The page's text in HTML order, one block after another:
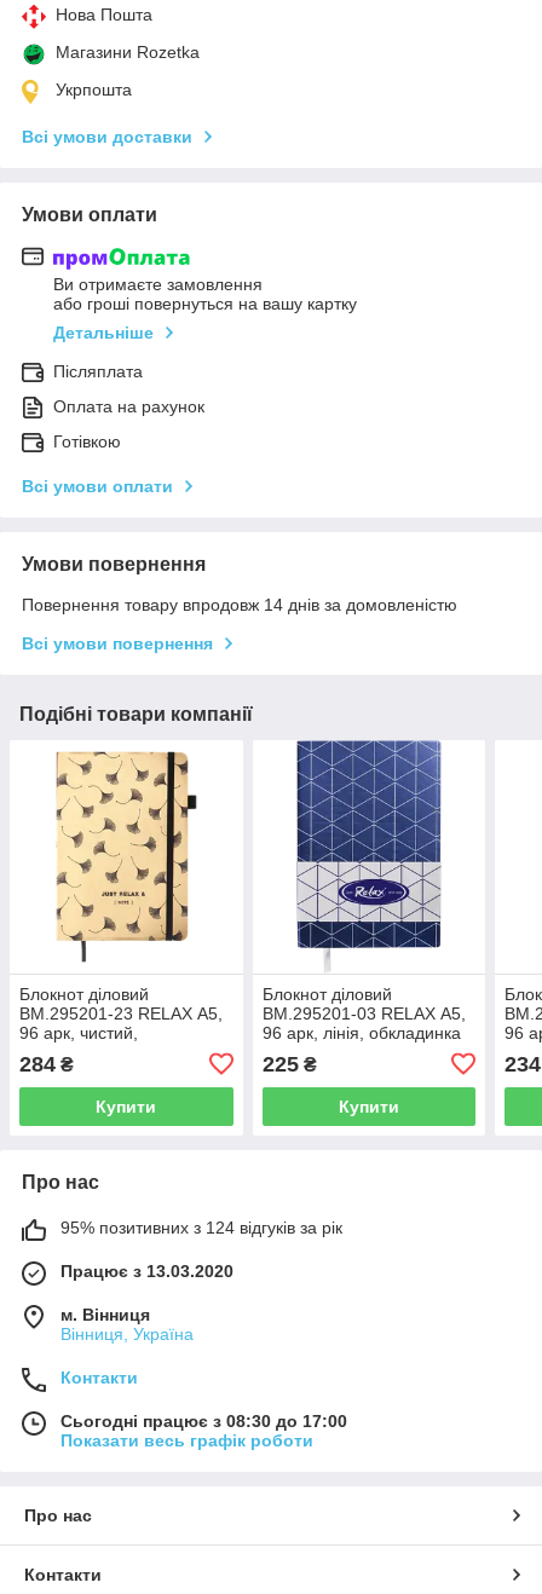
Нова Пошта
Магазини Rozetka
Укрпошта
Всі умови доставки
Умови оплати
Ви отримаєте замовлення
або гроші повернуться на вашу картку
Детальніше
Післяплата
Оплата на рахунок
Готівкою
Всі умови оплати
Умови повернення
Повернення товару впродовж 14 днів за домовленістю
Всі умови повернення
Подібні товари компанії
Блокнот діловий
BM.295201-23 RELAX А5,
96 арк, чистий,
обкладинка штучна шкіра,
рожеве золото (50)
284 ₴
Купити
Блокнот діловий
BM.295201-03 RELAX А5,
96 арк, лінія, обкладинка
штучна шкіра, т-синій (50)
225₴
Купити
96
(50)
234
Про нас
95% позитивних з 124 відгуків за рік
Працює з 13.03.2020
м. Вінниця
Вінниця, Україна
Контакти
Сьогодні працює з 08:30 до 17:00
Показати весь графік роботи
Про нас
Контакти